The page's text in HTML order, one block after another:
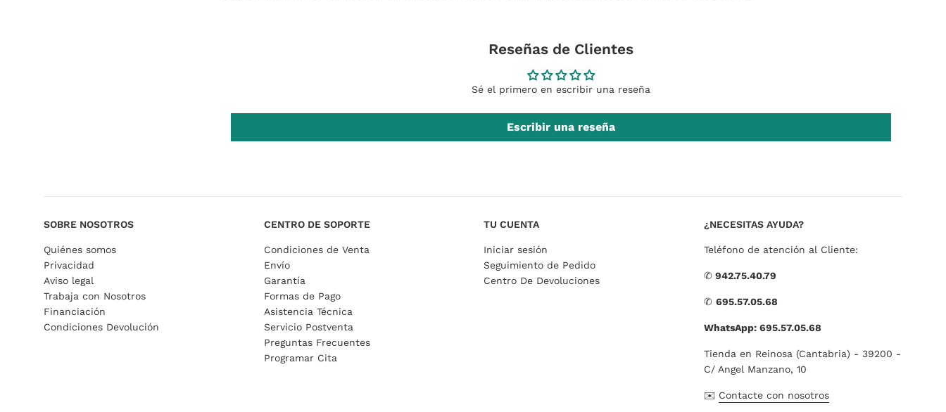
Reseñas de Clientes
Sé el primero en escribir una reseña
Escribir una reseña
SOBRE NOSOTROS
Quiénes somos
Privacidad
Aviso legal
Trabaja con Nosotros
Financiación
Condiciones Devolución
CENTRO DE SOPORTE
Condiciones de Venta
Envío
Garantía
Formas de Pago
Asistencia Técnica
Servicio Postventa
Preguntas Frecuentes
Programar Cita
TU CUENTA
Iniciar sesión
Seguimiento de Pedido
Centro De Devoluciones
¿NECESITAS AYUDA?
Teléfono de atención al Cliente:
✆ 942.75.40.79
✆ 695.57.05.68
WhatsApp: 695.57.05.68
Tienda en Reinosa (Cantabria) - 39200 -
C/ Angel Manzano, 10
✉️ Contacte con nosotros